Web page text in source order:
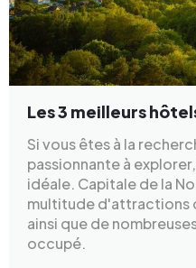
Les 3 meilleurs
Si vous êtes à la
passionnante à
idéale. Capitale de la
multitude d'attractions
ainsi que de
occupé.